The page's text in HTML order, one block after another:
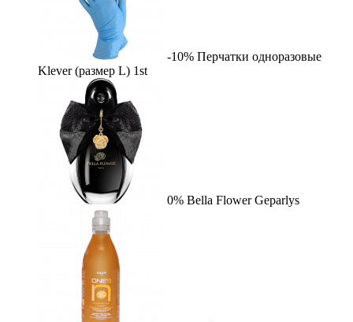
-10% Перчатки одноразовые
Klever (размер L) 1st
0% Bella Flower Geparlys